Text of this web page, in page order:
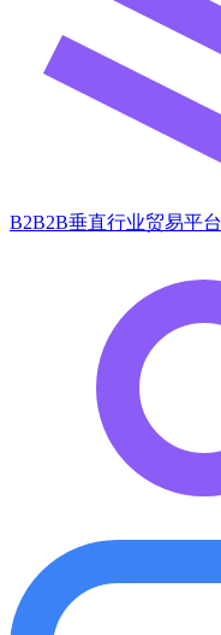
B2B2B垂直行业贸易平台